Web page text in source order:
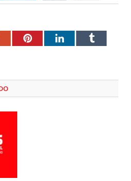
Google+PinterestLinkedInTumblr